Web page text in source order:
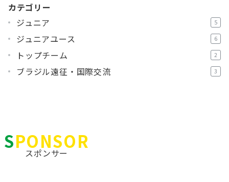
カテゴリー
ジュニア
5
ジュニアユース 6
トップチーム 2
ブラジル遠征・国際交流 3
SPONSOR
スポンサー